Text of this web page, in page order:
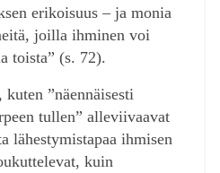
erikoisuus – ja monia
joilla ihminen voi
toista” (s. 72).
”näennäisesti
tullen” alleviivaavat
lähestymistapaa ihmisen
kuin